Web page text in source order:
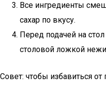
Все ингредиенты
сахар по вкусу.
Перед подачей на
столовой ложкой
Совет: чтобы избавиться